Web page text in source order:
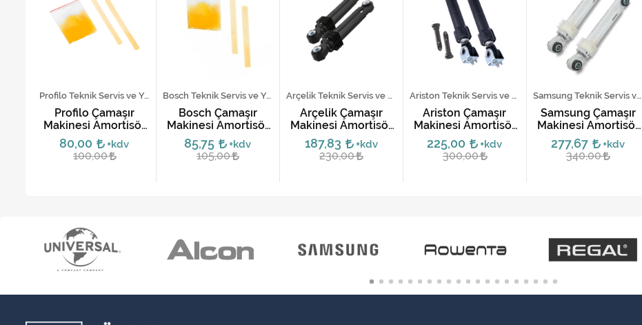
Profilo Teknik Servis ve Yedek Parça Hizmetleri
Profilo Çamaşır
Makinesi Amortisör
Keçe Takımı -
Orijinal
80,00 +kdv
100,00
Bosch Teknik Servis ve Yedek Parça Hizmetleri
Bosch Çamaşır
Makinesi Amortisör
Keçe Takımı |
Uyumlu ve
Ekonomik Çözüm
85,75 +kdv
105,00
Arçelik Teknik Servis ve Yedek Parça Hizmetleri
​Arçelik Çamaşır
Makinesi Amortisör
Takımı (2'li Set)
187,83 +kdv
230,00
Ariston Teknik Servis ve Yedek Parça Hizmetleri
Ariston Çamaşır
Makinesi Amortisör
Takımı
225,00 +kdv
300,00
Samsung Teknik Servis ve Yedek Parça Hizmetleri
Samsung Çamaşır
Makinesi Amortisör
Takımı 60N DC66-
00343F (2'li Set)
277,67 +kdv
340,00